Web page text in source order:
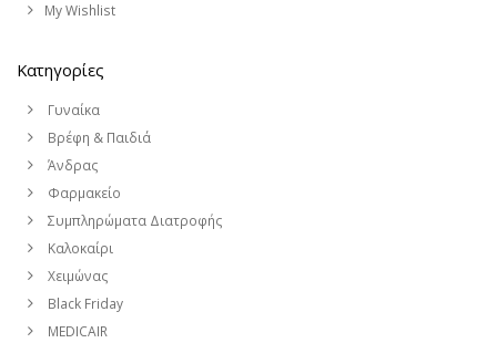
My Wishlist
Κατηγορίες
Γυναίκα
Βρέφη & Παιδιά
Άνδρας
Φαρμακείο
Συμπληρώματα Διατροφής
Καλοκαίρι
Χειμώνας
Black Friday
MEDICAIR